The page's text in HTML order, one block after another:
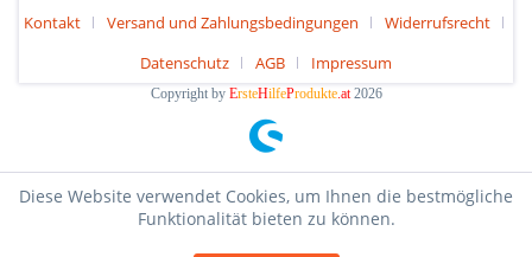
Kontakt
Versand und Zahlungsbedingungen
Widerrufsrecht
Datenschutz
AGB Impressum
Copyright by ErsteHilfeProdukte.at2026
Diese Website verwendet Cookies, um Ihnen die bestmögliche
Funktionalität bieten zu können.